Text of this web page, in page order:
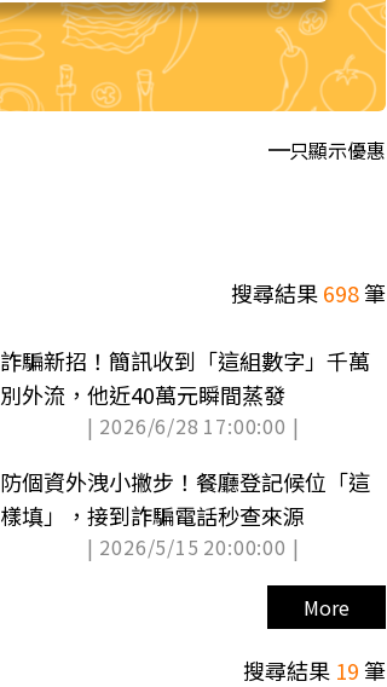
只顯示優惠
搜尋結果698筆
詐騙新招！簡訊收到「這組數字」千萬
別外流，他近40萬元瞬間蒸發
| 2026/6/28 17:00:00 |
防個資外洩小撇步！餐廳登記候位「這
樣填」，接到詐騙電話秒查來源
| 2026/5/15 20:00:00 |
More
搜尋結果 19筆